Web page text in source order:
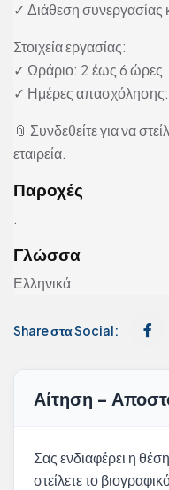
✓ Διάθεση συνεργασίας
Στοιχεία εργασίας:
✓ Ωράριο: 2 έως 6 ώρες
✓ Ημέρες
📎 Συνδεθείτε για να
εταιρεία.
Παροχές
.
Γλώσσα
Ελληνικά
Share στα Social:
Αίτηση -
Σας ενδιαφέρει η
στείλετε το